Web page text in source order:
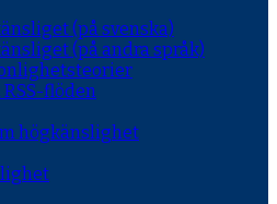
(på svenska)
(på andra språk)
flöden
högkänslighet